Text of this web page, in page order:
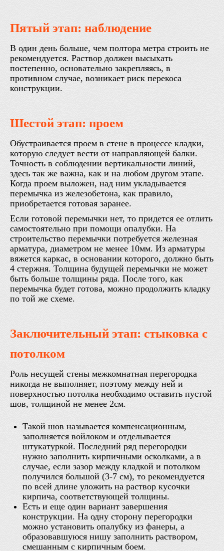
Пятый этап: наблюдение
В один день больше, чем полтора метра строить не
рекомендуется. Раствор должен высыхать
постепенно, основательно закрепляясь, в
противном случае, возникает риск перекоса
конструкции.
Шестой этап: проем
Обустраивается проем в стене в процессе кладки,
которую следует вести от направляющей балки.
Точность в соблюдении вертикальности линий,
здесь так же важна, как и на любом другом этапе.
Когда проем выложен, над ним укладывается
перемычка из железобетона, как правило,
приобретается готовая заранее.
Если готовой перемычки нет, то придется ее отлить
самостоятельно при помощи опалубки. На
строительство перемычки потребуется железная
арматура, диаметром не менее 10мм. Из арматуры
вяжется каркас, в основании которого, должно быть
4 стержня. Толщина будущей перемычки не может
быть больше толщины ряда. После того, как
перемычка будет готова, можно продолжить кладку
по той же схеме.
Заключительный этап: стыковка с
потолком
Роль несущей стены межкомнатная перегородка
никогда не выполняет, поэтому между ней и
поверхностью потолка необходимо оставить пустой
шов, толщиной не менее 2см.
Такой шов называется компенсационным,
заполняется войлоком и отделывается
штукатуркой. Последний ряд перегородки
нужно заполнить кирпичными осколками, а в
случае, если зазор между кладкой и потолком
получился большой (3-7 см), то рекомендуется
по всей длине уложить на раствор кусочки
кирпича, соответствующей толщины.
Есть и еще один вариант завершения
конструкции. На одну сторону перегородки
можно установить опалубку из фанеры, а
образовавшуюся нишу заполнить раствором,
смешанным с кирпичным боем.